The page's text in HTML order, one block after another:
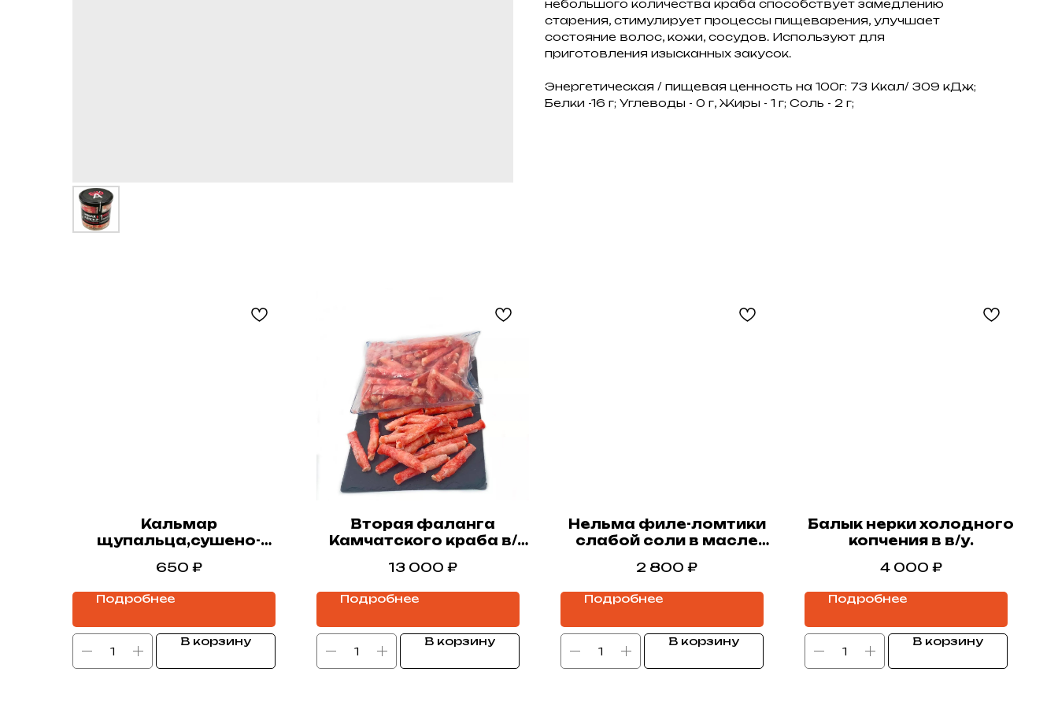
небольшого количества краба способствует замедлению
старения, стимулирует процессы пищеварения, улучшает
состояние волос, кожи, сосудов. Используют для
приготовления изысканных закусок.
Энергетическая / пищевая ценность на 100г: 73 Ккал/ 309 кДж;
Белки -16 г; Углеводы - 0 г, Жиры - 1 г; Соль - 2 г;
Кальмар
щупальца,сушено-
650 ₽
Подробнее
В корзину
Вторая фаланга
Камчатского краба в/
13 000 ₽
Подробнее
В корзину
Нельма филе-ломтики
слабой соли в масле
2 800 ₽
Подробнее
В корзину
Балык нерки холодного
копчения в в/у.
4 000 ₽
Подробнее
В корзину